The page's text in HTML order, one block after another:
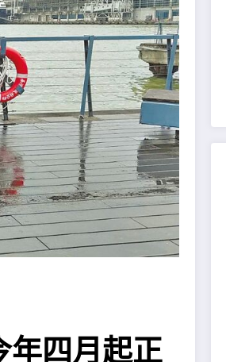
年四月起正